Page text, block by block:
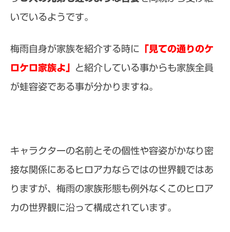
いでいるようです。
梅雨自身が家族を紹介する時に 「見ての通りのケ
ロケロ家族よ」 と紹介している事からも家族全員
が蛙容姿である事が分かりますね。
キャラクターの名前とその個性や容姿がかなり密
接な関係にあるヒロアカならではの世界観ではあ
りますが、梅雨の家族形態も例外なくこのヒロア
カの世界観に沿って構成されています。